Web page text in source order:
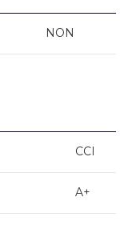
NON
CCI
A+